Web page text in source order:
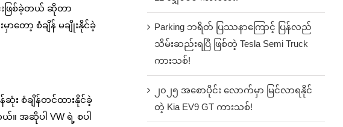
းဖြစ်ခဲ့တယ် ဆိုတာ
တော့ စံချိန် မချိုးနိုင်ခဲ့
း စံချိန်တင်ထားနိုင်ခဲ့
။ အဆိုပါ VW ရဲ့ စပါ
Parking ဘရိတ် ပြဿနာကြောင့် ပြန်လည်
သိမ်းဆည်းရပြီ ဖြစ်တဲ့ Tesla Semi Truck
ကားသစ်!
၂၀၂၅ အစောပိုင်း လောက်မှာ မြင်လာရနိုင်
တဲ့ Kia EV9 GT ကားသစ်!